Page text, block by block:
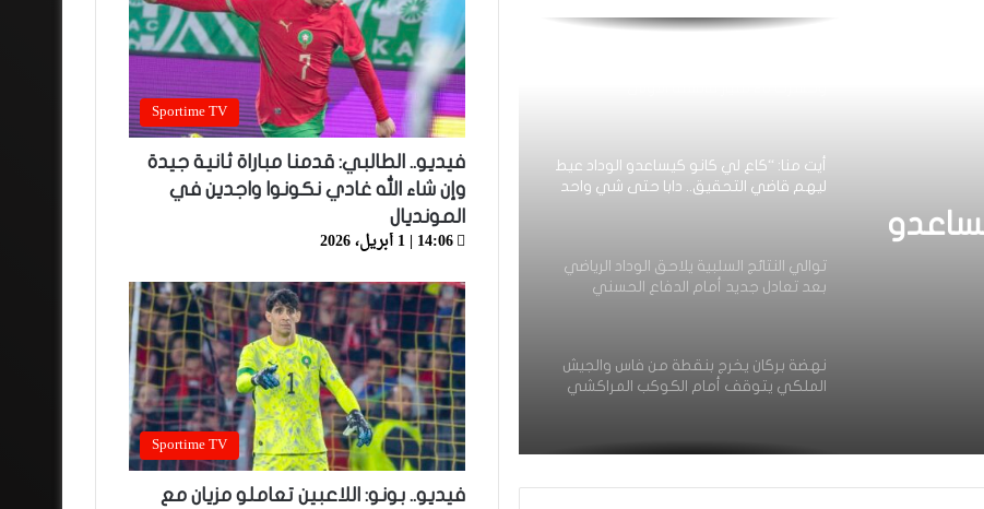
أيت منا: “كاع لي كانو كيساعدو الوداد عيط
ليهم قاضي التحقيق.. دابا حتى شي واحد
توالي النتائج السلبية يلاحق الوداد الرياضي
بعد تعادل جديد أمام الدفاع الحسني
نهضة بركان يخرج بنقطة من فاس والجيش
الملكي يتوقف أمام الكوكب المراكشي
بجناح فاخر بـ4 ملايين لليلة… ونهاية
Sportime TV
فيديو.. الطالبي: قدمنا مباراة ثانية جيدة
وإن شاء الله غادي نكونوا واجدين في
المونديال
14:06 | 1 أبريل، 2026
Sportime TV
فيديو.. بونو: اللاعبين تعاملو مزيان مع